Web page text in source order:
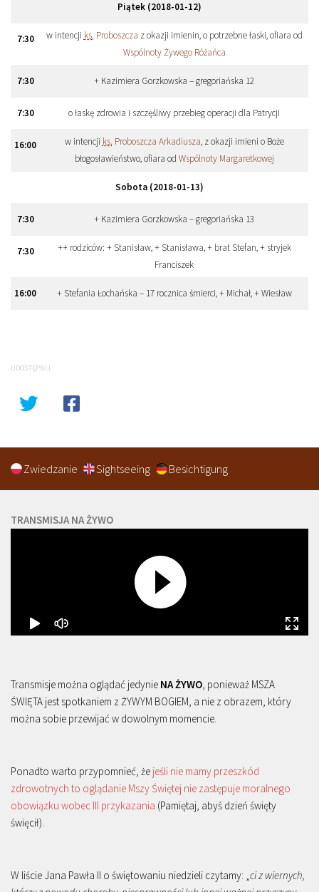
Piątek (2018-01-12)
7:30 w intencji ks. Proboszcza z okazji imienin, o potrzebne łaski, ofiara od
Wspólnoty Żywego Różańca
7:30 + Kazimiera Gorzkowska – gregoriańska 12
7:30 o łaskę zdrowia i szczęśliwy przebieg operacji dla Patrycji
16:00 w intencji ks. Proboszcza Arkadiusza, z okazji imieni o Boże
błogosławieństwo, ofiara od Wspólnoty Margaretkowej
Sobota (2018-01-13)
7:30 + Kazimiera Gorzkowska – gregoriańska 13
7:30
++ rodziców: + Stanisław, + Stanisława, + brat Stefan, + stryjek
Franciszek
16:00 + Stefania Łochańska – 17 rocznica śmierci, + Michał, + Wiesław
UDOSTĘPNIJ
Zwiedzanie Sightseeing Besichtigung
TRANSMISJA NA ŻYWO
Transmisje można oglądać jedynie NA ŻYWO , ponieważ MSZA
ŚWIĘTA jest spotkaniem z ŻYWYM BOGIEM, a nie z obrazem, który
można sobie przewijać w dowolnym momencie.
Ponadto warto przypomnieć, że jeśli nie mamy przeszkód
zdrowotnych to oglądanie Mszy Świętej nie zastępuje moralnego
obowiązku wobec III przykazania (Pamiętaj, abyś dzień święty
święcił).
W liście Jana Pawła II o świętowaniu niedzieli czytamy: „ ci z wiernych,